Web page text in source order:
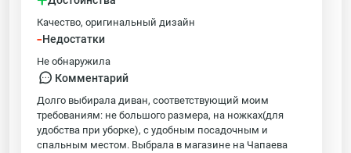
Качество, оригинальный дизайн
-Недостатки
Не обнаружила
Комментарий
Долго выбирала диван, соответствующий моим
требованиям: не большого размера, на ножках(для
удобства при уборке), с удобным посадочным и
спальным местом. Выбрала в магазине на Чапаева